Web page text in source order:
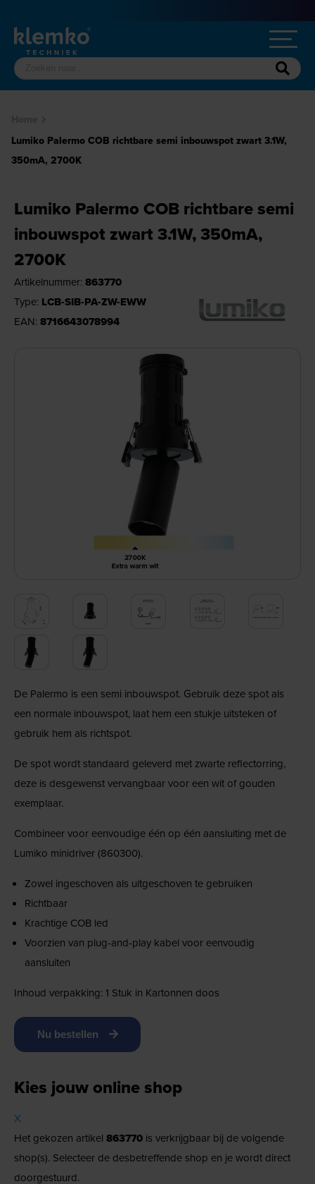
Lumiko Palermo COB richtbare semi inbouwspot zwart 3.1W,
350mA, 2700K
Lumiko Palermo COB richtbare semi
inbouwspot zwart 3.1W, 350mA,
2700K
Artikelnummer: 863770
Type: LCB-SIB-PA-ZW-EWW
EAN: 8716643078994
De Palermo is een semi inbouwspot. Gebruik deze spot als
een normale inbouwspot, laat hem een stukje uitsteken of
gebruik hem als richtspot.
De spot wordt standaard geleverd met zwarte reflectorring,
deze is desgewenst vervangbaar voor een wit of gouden
exemplaar.
Combineer voor eenvoudige één op één aansluiting met de
Lumiko minidriver (860300).
Zowel ingeschoven als uitgeschoven te gebruiken
Richtbaar
Krachtige COB led
Voorzien van plug-and-play kabel voor eenvoudig
aansluiten
Inhoud verpakking: 1 Stuk in Kartonnen doos
Nu bestellen
Kies jouw online shop
X
Het gekozen artikel 863770 is verkrijgbaar bij de volgende
shop(s). Selecteer de desbetreffende shop en je wordt direct
doorgestuurd.